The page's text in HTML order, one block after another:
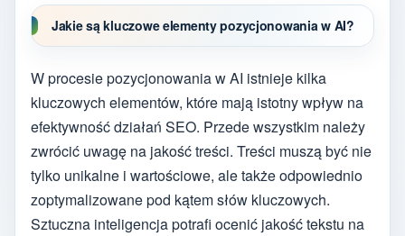
Jakie są kluczowe elementy pozycjonowania w AI?
W procesie pozycjonowania w AI istnieje kilka
kluczowych elementów, które mają istotny wpływ na
efektywność działań SEO. Przede wszystkim należy
zwrócić uwagę na jakość treści. Treści muszą być nie
tylko unikalne i wartościowe, ale także odpowiednio
zoptymalizowane pod kątem słów kluczowych.
Sztuczna inteligencja potrafi ocenić jakość tekstu na